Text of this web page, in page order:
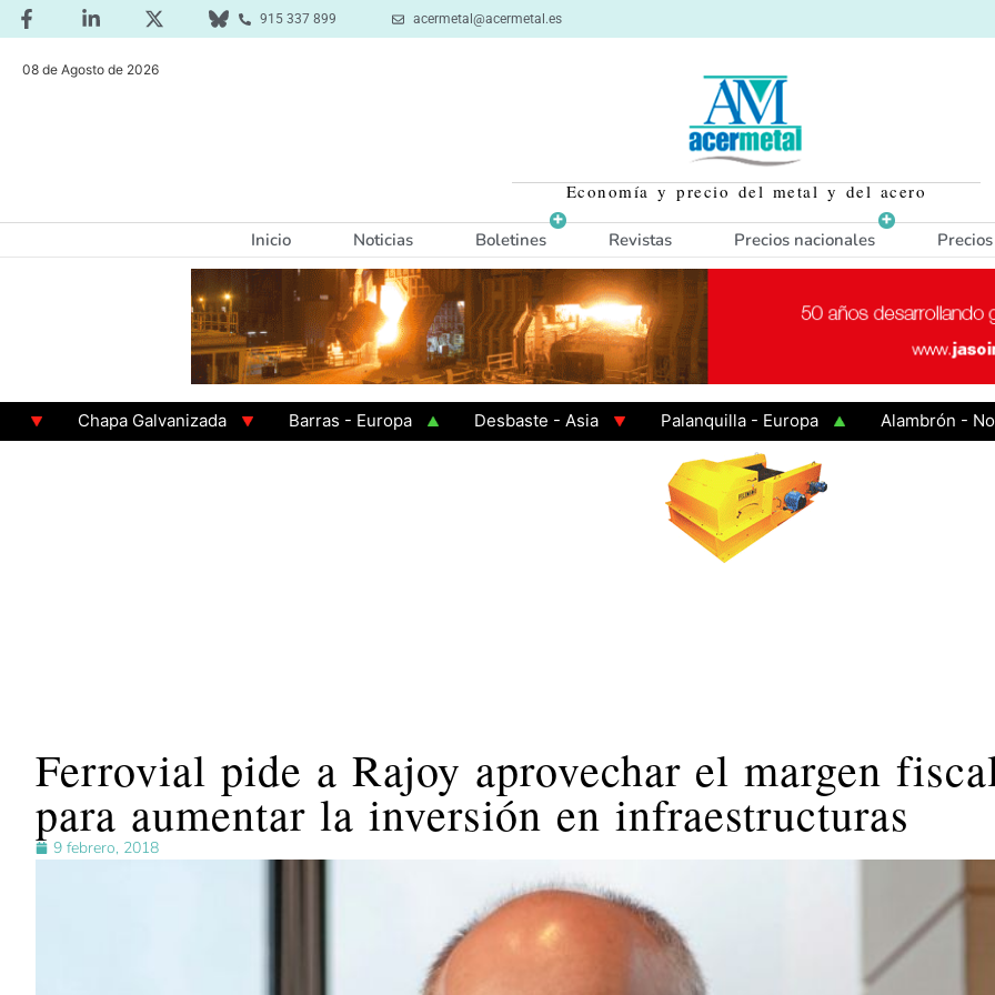
915 337 899 acermetal@acermetal.es
08 de Agosto de 2026
Economía y precio del metal y del acero
Inicio Noticias Boletines Revistas Precios nacionales
Chapa Galvanizada Barras - Europa Desbaste - Asia Palanquilla - Europa
Alambrón - Norte
Ferrovial pide a Rajoy aprovechar el margen
para aumentar la inversión en infraestructuras
9 febrero, 2018